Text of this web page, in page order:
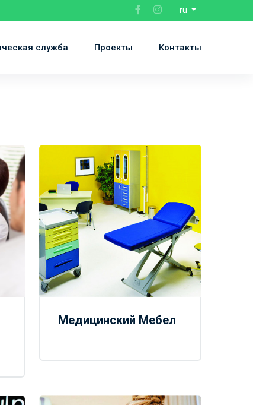
ru
служба Проекты Контакты
Медицинский Мебел